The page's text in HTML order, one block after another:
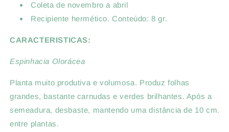
Coleta de novembro a abril
Recipiente hermético. Conteúdo: 8 gr.
CARACTERISTICAS:
Espinhacia Olorácea
Planta muito produtiva e volumosa. Produz folhas
grandes, bastante carnudas e verdes brilhantes. Após a
semeadura, desbaste, mantendo uma distância de 10 cm.
entre plantas.